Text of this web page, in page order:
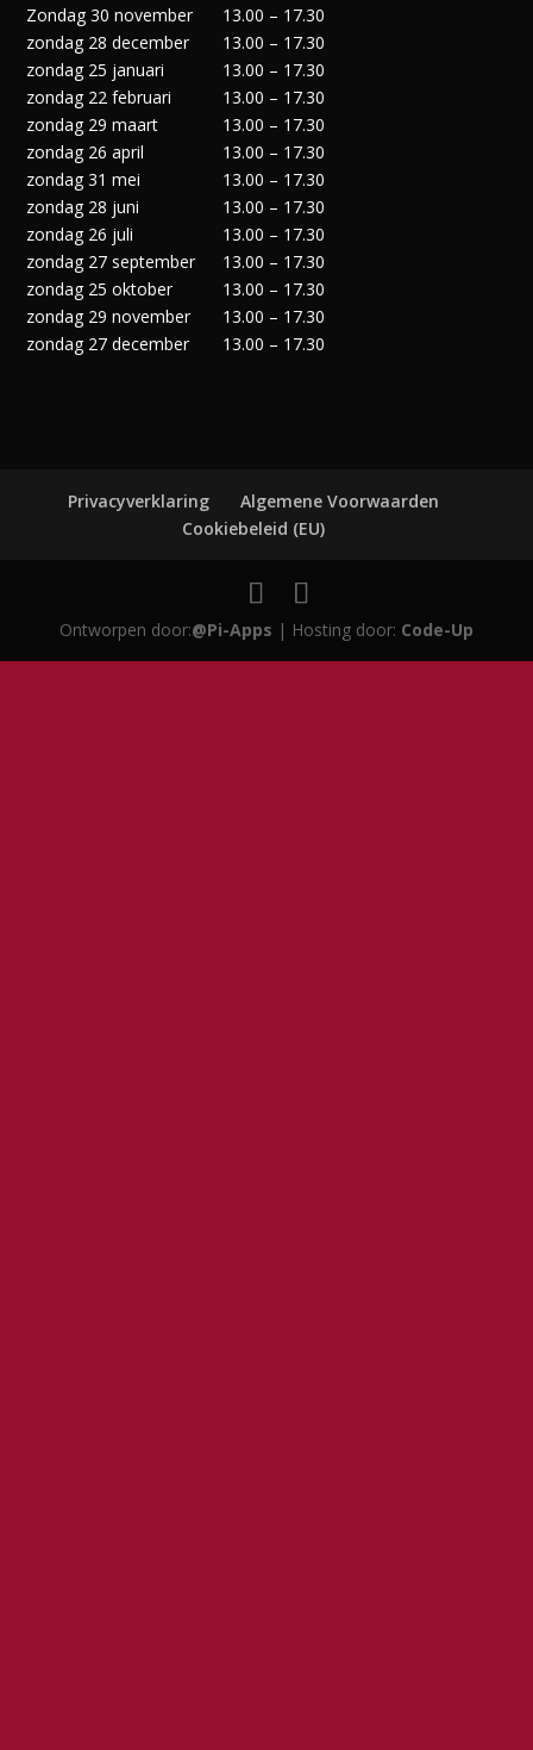
Zondag 30 november
13.00 – 17.30
zondag 28 december
13.00 – 17.30
zondag 25 januari
13.00 – 17.30
zondag 22 februari
13.00 – 17.30
zondag 29 maart
13.00 – 17.30
zondag 26 april
13.00 – 17.30
zondag 31 mei
13.00 – 17.30
zondag 28 juni
13.00 – 17.30
zondag 26 juli
13.00 – 17.30
zondag 27 september
13.00 – 17.30
zondag 25 oktober
13.00 – 17.30
zondag 29 november
13.00 – 17.30
zondag 27 december
13.00 – 17.30
Privacyverklaring
Algemene Voorwaarden
Cookiebeleid (EU)
Ontworpen door:@Pi-Apps | Hosting door: Code-Up